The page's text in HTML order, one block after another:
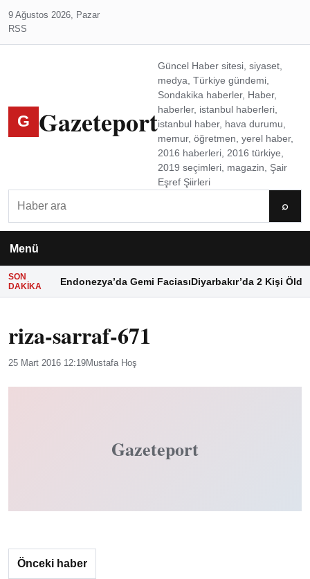
9 Ağustos 2026, Pazar
RSS
G Gazeteport
Güncel Haber sitesi, siyaset,
medya, Türkiye gündemi,
Sondakika haberler, Haber,
haberler, istanbul haberleri,
istanbul haber, hava durumu,
memur, öğretmen, yerel haber,
2016 haberleri, 2016 türkiye,
2019 seçimleri, magazin, Şair
Eşref Şiirleri
⌕
Menü
SON
DAKIKA
Endonezya’da Gemi FaciasıDiyarbakır’da 2 Kişi Öldü
riza-sarraf-671
25 Mart 2016 12:19Mustafa Hoş
Gazeteport
Önceki haber